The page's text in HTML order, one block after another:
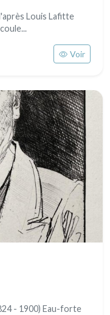
Louis Lafitte
Voir
- 1900) Eau-forte